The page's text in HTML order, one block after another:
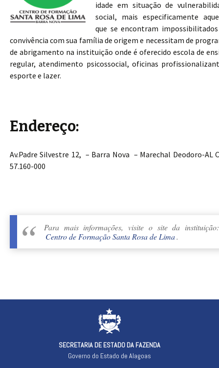
idade em situação de
social, mais especificamente
que se encontram
convivência com sua família de origem e necessitam de
de abrigamento na instituição onde é oferecido escola de
regular, atendimento psicossocial, oficinas
esporte e lazer.
Endereço:
Av.Padre Silvestre 12, – Barra Nova – Marechal Deodoro-AL
57.160-000
Para mais informações, visite o site da instituição:
Centro de Formação Santa Rosa de Lima.
SECRETARIA DE ESTADO DA FAZENDA
Governo do Estado de Alagoas